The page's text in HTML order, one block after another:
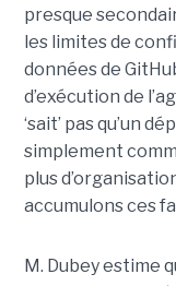
presque
les limites de
données de
d’exécution de
‘sait’ pas qu’un
simplement
plus
accumulons ces
M. Dubey estime